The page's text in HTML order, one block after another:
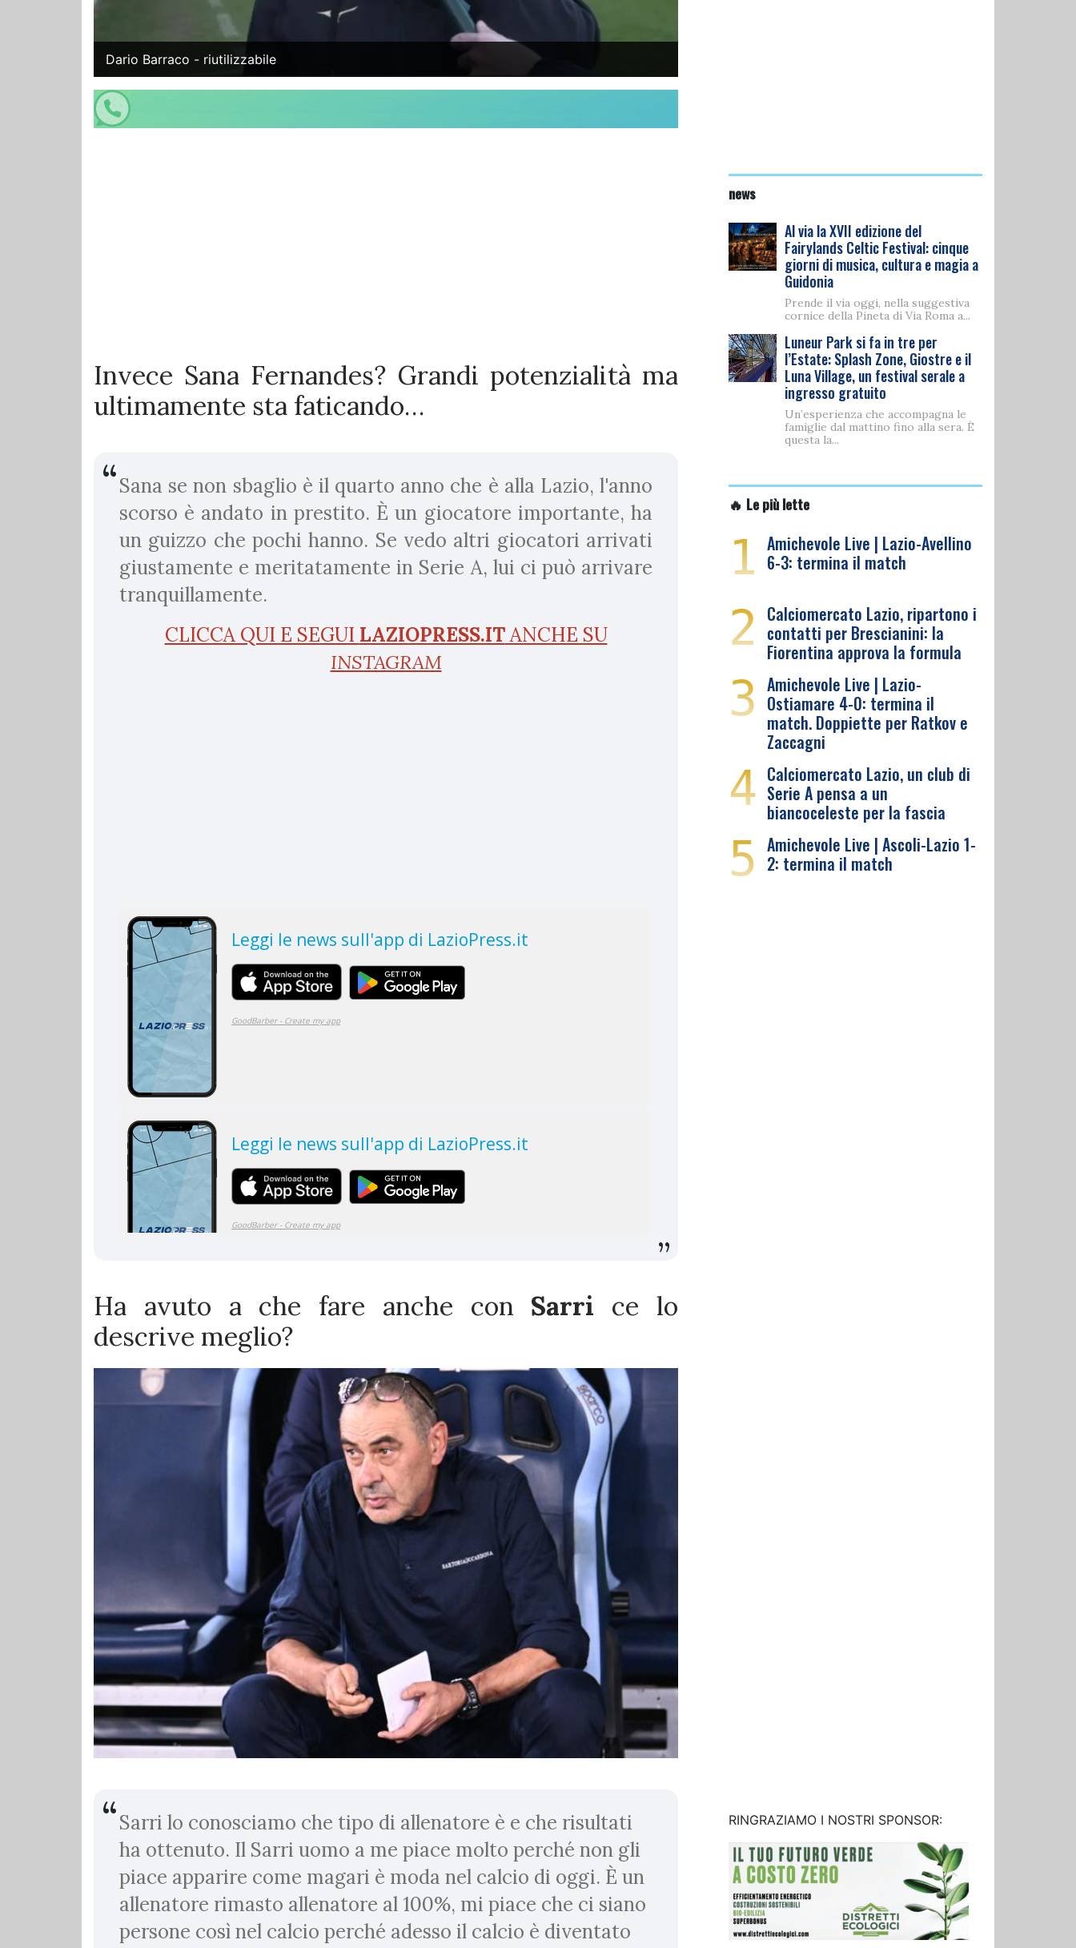
Dario Barraco - riutilizzabile
Invece Sana Fernandes? Grandi potenzialità ma
ultimamente sta faticando…
Sana se non sbaglio è il quarto anno che è alla Lazio, l'anno
scorso è andato in prestito. È un giocatore importante, ha
un guizzo che pochi hanno. Se vedo altri giocatori arrivati
giustamente e meritatamente in Serie A, lui ci può arrivare
tranquillamente.
CLICCA QUI E SEGUI LAZIOPRESS.ITANCHE SU
INSTAGRAM
Ha avuto a che fare anche con Sarri ce lo
descrive meglio?
Sarri lo conosciamo che tipo di allenatore è e che risultati
ha ottenuto. Il Sarri uomo a me piace molto perché non gli
piace apparire come magari è moda nel calcio di oggi. È un
allenatore rimasto allenatore al 100%, mi piace che ci siano
persone così nel calcio perché adesso il calcio è diventato
news
Al via la XVII edizione del
Fairylands Celtic Festival: cinque
giorni di musica, cultura e magia a
Guidonia
Prende il via oggi, nella suggestiva
cornice della Pineta di Via Roma a...
Luneur Park si fa in tre per
l’Estate: Splash Zone, Giostre e il
Luna Village, un festival serale a
ingresso gratuito
Un’esperienza che accompagna le
famiglie dal mattino fino alla sera. È
questa la...
🔥 Le più lette
1 Amichevole Live | Lazio-Avellino
6-3: termina il match
2 Calciomercato Lazio, ripartono i
contatti per Brescianini: la
Fiorentina approva la formula
3 Amichevole Live | Lazio-
Ostiamare 4-0: termina il
match. Doppiette per Ratkov e
Zaccagni
4 Calciomercato Lazio, un club di
Serie A pensa a un
biancoceleste per la fascia
5 Amichevole Live | Ascoli-Lazio 1-
2: termina il match
RINGRAZIAMO I NOSTRI SPONSOR: